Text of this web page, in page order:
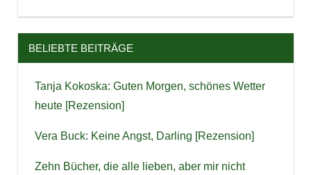
BELIEBTE BEITRÄGE
Tanja Kokoska: Guten Morgen, schönes Wetter
heute [Rezension]
Vera Buck: Keine Angst, Darling [Rezension]
Zehn Bücher, die alle lieben, aber mir nicht